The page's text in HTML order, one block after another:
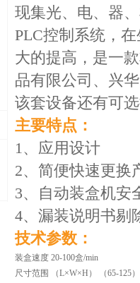
现集光、电、器
PLC控制系统，
大的提高，是一
品有限公司、兴
该套设备还有可
主要特点：
1、应用设计
2、简便快速更换
3、自动装盒机安
4、漏装说明书剔
技术参数：
装盒速度 20-100盒/min
尺寸范围 （L×W×H） （65-125